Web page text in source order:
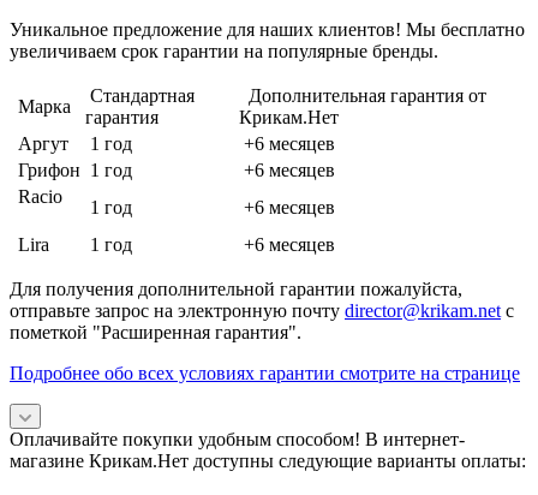
Уникальное предложение для наших клиентов! Мы бесплатно
увеличиваем срок гарантии на популярные бренды.
Марка
Стандартная
гарантия
Дополнительная гарантия от
Крикам.Нет
Аргут
1 год
+6 месяцев
Грифон 1 год
+6 месяцев
Racio
1 год
+6 месяцев
Lira
1 год +6 месяцев
Для получения дополнительной гарантии пожалуйста,
отправьте запрос на электронную почту director@krikam.net с
пометкой "Расширенная гарантия".
Подробнее обо всех условиях гарантии смотрите на странице
Оплачивайте покупки удобным способом! В интернет-
магазине Крикам.Нет доступны следующие варианты оплаты: